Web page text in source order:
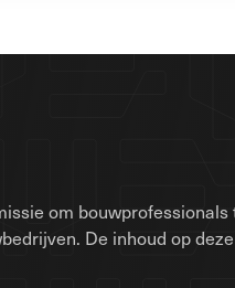
om
De inhoud op